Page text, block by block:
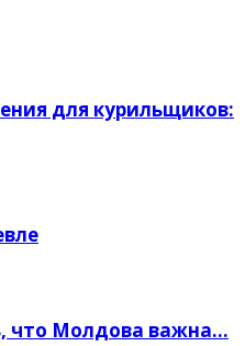
для курильщиков:
что Молдова важна…